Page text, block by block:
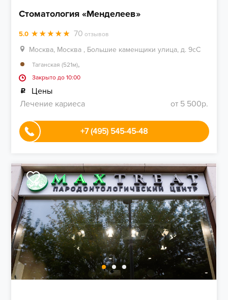
Стоматология «Менделеев»
5.0 70 отзывов
Москва, Москва , Большие каменщики улица, д. 9cС
Таганская (521м),
Закрыто до 10:00
Цены
Лечение кариеса
от 5 500р.
+7 (495) 545-45-48